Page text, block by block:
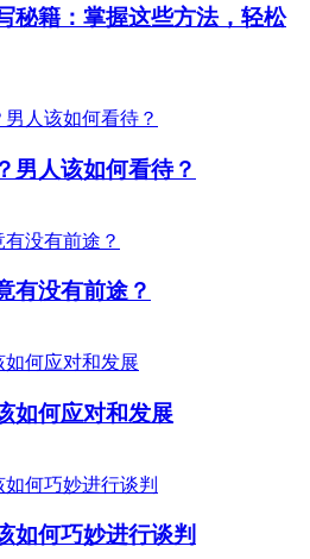
秘籍：掌握这些方法，轻松
男人该如何看待？
有没有前途？
如何应对和发展
如何巧妙进行谈判